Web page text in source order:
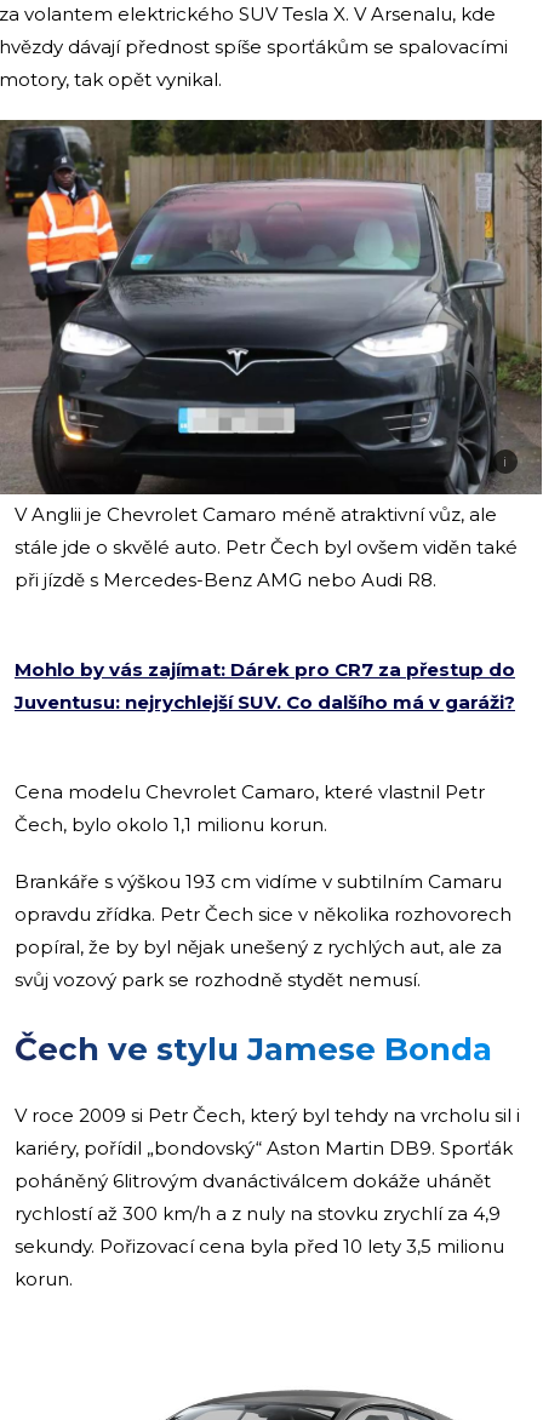
i
volantem elektrického SUV Tesla X. V Arsenalu, kde
dávají přednost spíše sporťákům se spalovacími
tak opět vynikal.
V Anglii je Chevrolet Camaro méně atraktivní vůz, ale
stále jde o skvělé auto. Petr Čech byl ovšem viděn také
při jízdě s Mercedes-Benz AMG nebo Audi R8.
Mohlo by vás zajímat: Dárek pro CR7 za přestup do
Juventusu: nejrychlejší SUV. Co dalšího má v garáži?
Cena modelu Chevrolet Camaro, které vlastnil Petr
Čech, bylo okolo 1,1 milionu korun.
Brankáře s výškou 193 cm vidíme v subtilním Camaru
opravdu zřídka. Petr Čech sice v několika rozhovorech
popíral, že by byl nějak unešený z rychlých aut, ale za
svůj vozový park se rozhodně stydět nemusí.
Čech ve stylu Jamese Bonda
V roce 2009 si Petr Čech, který byl tehdy na vrcholu sil i
kariéry, pořídil „bondovský“ Aston Martin DB9. Sporťák
poháněný 6litrovým dvanáctiválcem dokáže uhánět
rychlostí až 300 km/h a z nuly na stovku zrychlí za 4,9
sekundy. Pořizovací cena byla před 10 lety 3,5 milionu
korun.